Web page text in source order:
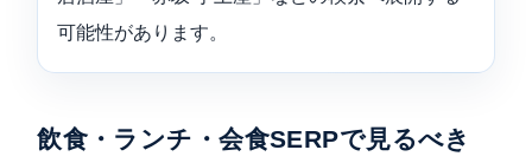
可能性があります。
飲食・ランチ・会食SERPで見るべき